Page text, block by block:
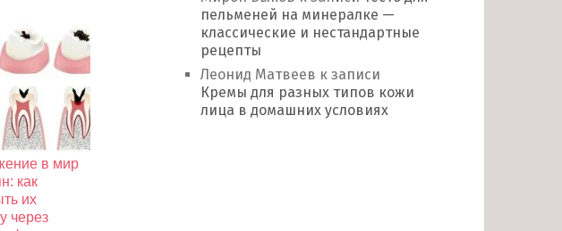
в мир
как
их
через
пельменей на минералке —
классические и нестандартные
рецепты
Леонид Матвеев к записи
Кремы для разных типов кожи
лица в домашних условиях